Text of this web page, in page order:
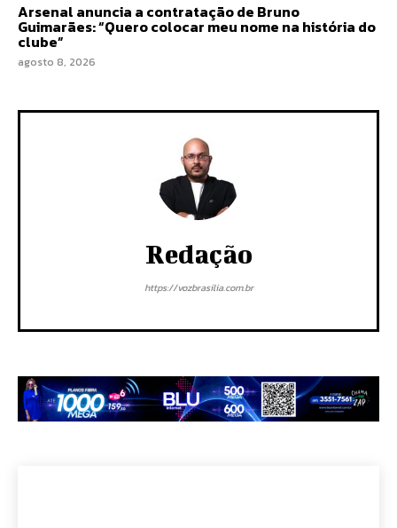
Arsenal anuncia a contratação de Bruno
Guimarães: “Quero colocar meu nome na história do
clube”
agosto 8, 2026
Redação
https://vozbrasilia.com.br